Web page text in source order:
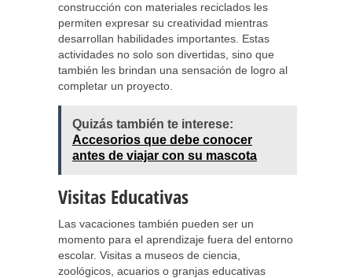
construcción con materiales reciclados les
permiten expresar su creatividad mientras
desarrollan habilidades importantes. Estas
actividades no solo son divertidas, sino que
también les brindan una sensación de logro al
completar un proyecto.
Quizás también te interese:
Accesorios que debe conocer
antes de viajar con su mascota
Visitas Educativas
Las vacaciones también pueden ser un
momento para el aprendizaje fuera del entorno
escolar. Visitas a museos de ciencia,
zoológicos, acuarios o granjas educativas